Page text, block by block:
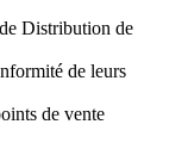
Distribution de
de leurs
de vente